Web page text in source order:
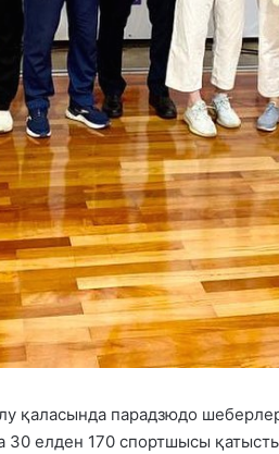
қаласында парадзюдо
30 елден 170 спортшысы